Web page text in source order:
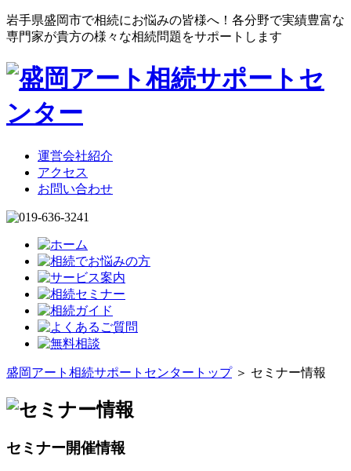
岩手県盛岡市で相続にお悩みの皆様へ！各分野で実績豊富な
専門家が貴方の様々な相続問題をサポートします
運営会社紹介
アクセス
お問い合わせ
盛岡アート相続サポートセンタートップ＞ セミナー情報
セミナー開催情報